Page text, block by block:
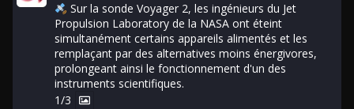
Sur la sonde Voyager 2, les ingénieurs du Jet
Propulsion Laboratory de la NASA ont éteint
simultanément certains appareils alimentés et les
remplaçant par des alternatives moins énergivores,
prolongeant ainsi le fonctionnement d'un des
instruments scientifiques.
1/3